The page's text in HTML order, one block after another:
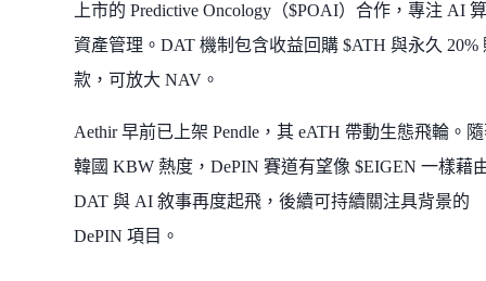
上市的 Predictive Oncology（$POAI）合作，專注 AI
資產管理。DAT 機制包含收益回購 $ATH 與永久 20%
款，可放大 NAV。
Aethir 早前已上架 Pendle，其 eATH 帶動生態飛輪。
韓國 KBW 熱度，DePIN 賽道有望像 $EIGEN 一樣藉
DAT 與 AI 敘事再度起飛，後續可持續關注具背景的
DePIN 項目。